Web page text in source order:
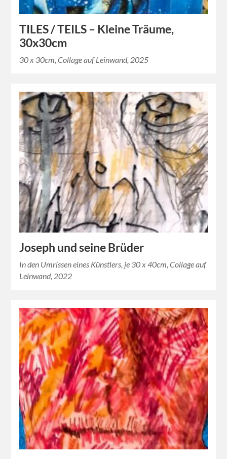
TILES / TEILS – Kleine Träume,
30x30cm
30 x 30cm, Collage auf Leinwand, 2025
Joseph und seine Brüder
In den Umrissen eines Künstlers, je 30 x 40cm, Collage auf
Leinwand, 2022